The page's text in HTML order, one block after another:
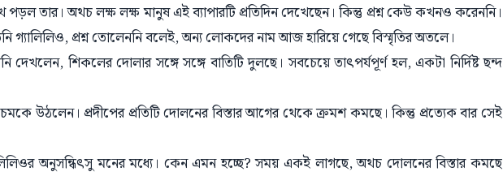
পড়ল তার। অথচ লক্ষ লক্ষ মানুষ এই ব্যাপারটি প্রতিদিন দেখেছেন। কিন্তু প্রশ্ন কেউ কখনও করেননি।
গ্যালিলিও, প্রশ্ন তোলেননি বলেই, অন্য লোকদের নাম আজ হারিয়ে গেছে বিস্মৃতির অতলে।
দেখলেন, শিকলের দোলার সঙ্গে সঙ্গে বাতিটি দুলছে। সবচেয়ে তাৎপর্যপূর্ণ হল, একটা নির্দিষ্ট ছন্দ
চমকে উঠলেন। প্রদীপের প্রতিটি দোলনের বিস্তার আগের থেকে ক্রমশ কমছে। কিন্তু প্রত্যেক বার সেই
অনুসন্ধিৎসু মনের মধ্যে। কেন এমন হচ্ছে? সময় একই লাগছে, অথচ দোলনের বিস্তার কমছে